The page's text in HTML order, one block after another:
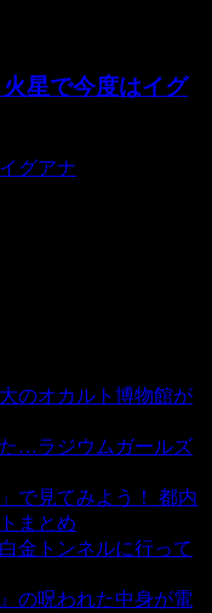
星で今度はイグ
グアナ
のオカルト博物館が
…ラジウムガールズ
で見てみよう！ 都内
まとめ
金トンネルに行って
の呪われた中身が電